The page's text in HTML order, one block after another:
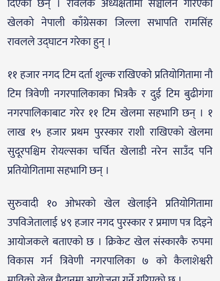
खेलको नेपाली काँग्रेसका जिल्ला सभापति रामसिंह
रावलले उद्घाटन गरेका हुन् ।
११ हजार नगद टिम दर्ता शुल्क राखिएको प्रतियोगितामा नौ
टिम त्रिवेणी नगरपालिकाका भित्रकै र दुई टिम बुढीगंगा
नगरपालिकाबाट गरेर ११ टिम खेलमा सहभागि छन् । १
लाख १५ हजार प्रथम पुरस्कार राशी राखिएको खेलमा
सुदूरपश्चिम रोयल्सका चर्चित खेलाडी नरेन साउँद पनि
प्रतियोगितामा सहभागि छन् ।
सुरुवादी १० ओभरको खेल खेलाईने प्रतियोगितामा
उपविजेतालाई ४९ हजार नगद पुरस्कार र प्रमाण पत्र दिइने
आयोजकले बताएको छ । क्रिकेट खेल संस्कारकै रुपमा
विकास गर्न त्रिवेणी नगरपालिका ७ को कैलाशेश्वरी